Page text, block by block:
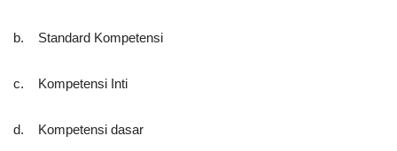
b. Standard Kompetensi
c. Kompetensi Inti
d. Kompetensi dasar